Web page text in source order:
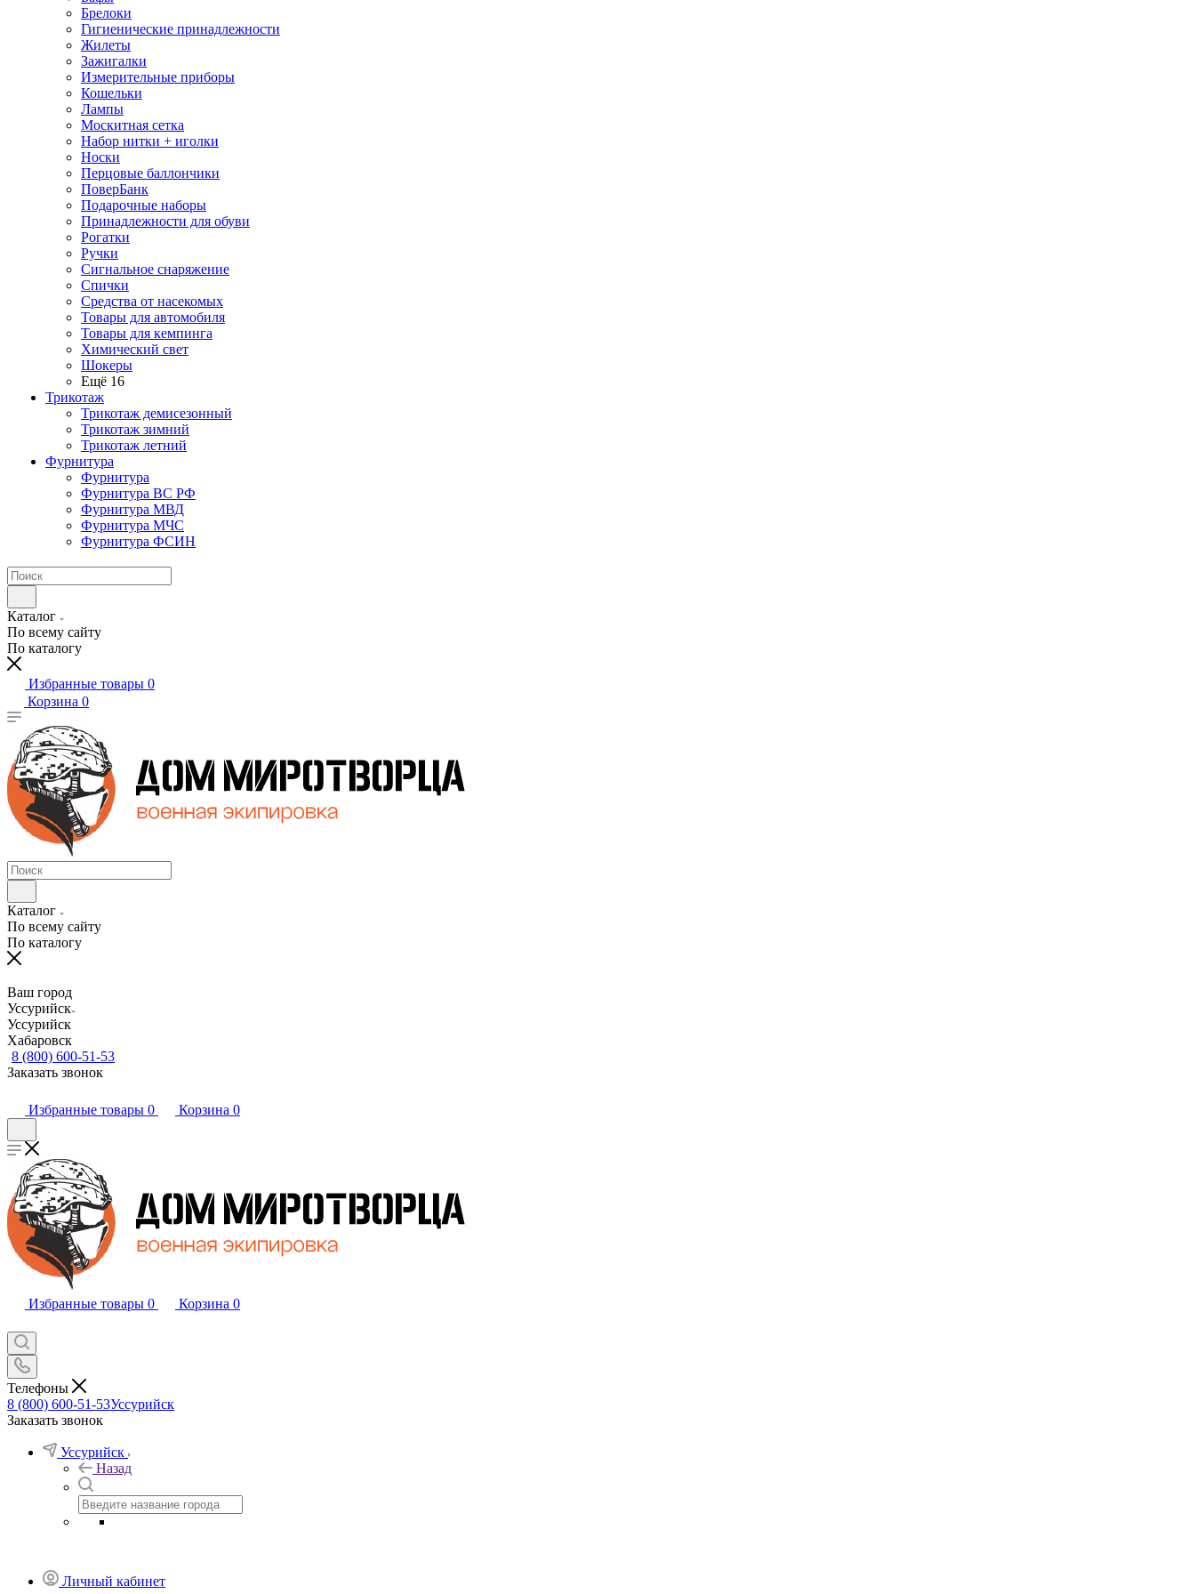
Брелоки
Гигиенические принадлежности
Жилеты
Зажигалки
Измерительные приборы
Кошельки
Лампы
Москитная сетка
Набор нитки + иголки
Носки
Перцовые баллончики
ПоверБанк
Подарочные наборы
Принадлежности для обуви
Рогатки
Ручки
Сигнальное снаряжение
Спички
Средства от насекомых
Товары для автомобиля
Товары для кемпинга
Химический свет
Шокеры
Ещё 16
Трикотаж
Трикотаж демисезонный
Трикотаж зимний
Трикотаж летний
Фурнитура
Фурнитура
Фурнитура ВС РФ
Фурнитура МВД
Фурнитура МЧС
Фурнитура ФСИН
Каталог
По всему сайту
По каталогу
Избранные товары 0
Корзина 0
Каталог
По всему сайту
По каталогу
Ваш город
Уссурийск
Уссурийск
Хабаровск
8 (800) 600-51-53
Заказать звонок
Избранные товары 0 Корзина 0
Избранные товары 0 Корзина 0
Телефоны
8 (800) 600-51-53Уссурийск
Заказать звонок
Уссурийск
Назад
Личный кабинет